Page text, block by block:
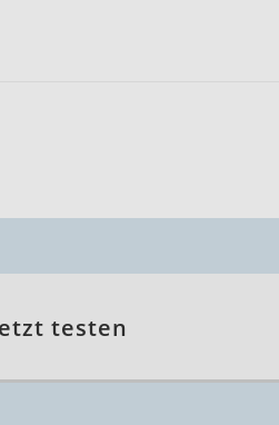
testen